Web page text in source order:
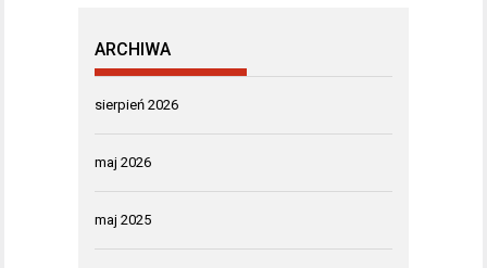
ARCHIWA
sierpień 2026
maj 2026
maj 2025